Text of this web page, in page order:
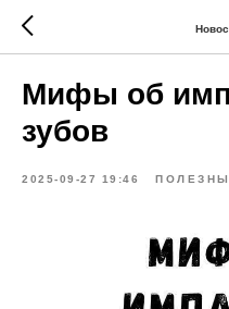
Мифы об
зубов
2025-09-27 19:46